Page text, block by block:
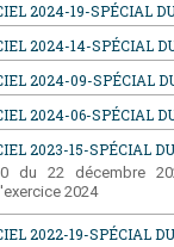
2024-19-SPÉCIAL
2024-14-SPÉCIAL
2024-09-SPÉCIAL
2024-06-SPÉCIAL
2023-15-SPÉCIAL
du 22 décembre
2024
2022-19-SPÉCIAL